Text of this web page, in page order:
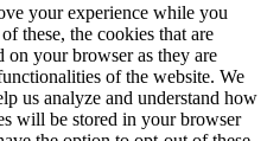
your experience while you
these, the cookies that are
on your browser as they are
of the website. We
us analyze and understand how
will be stored in your browser